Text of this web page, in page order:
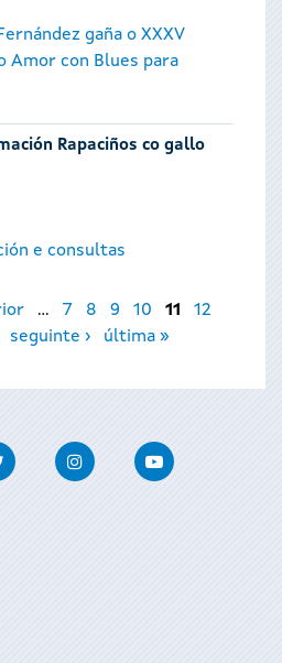
gaña o XXXV
Amor con Blues para
Rapaciños co gallo
e consultas
… 7 8 9 10 11
12
seguinte › última »
Twitter InstagramYoutube